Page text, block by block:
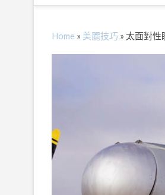
Home » 美麗技巧 » 太面對性